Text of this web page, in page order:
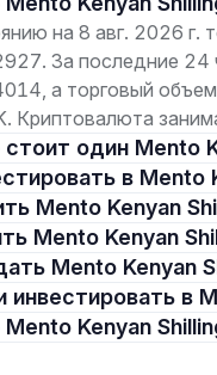
на 8 авг. 2026 г.
За последние 24
а торговый
Криптовалюта
стоит один Mento
в
Mento Kenyan
Mento Kenyan
Mento Kenyan
инвестировать в
Mento Kenyan